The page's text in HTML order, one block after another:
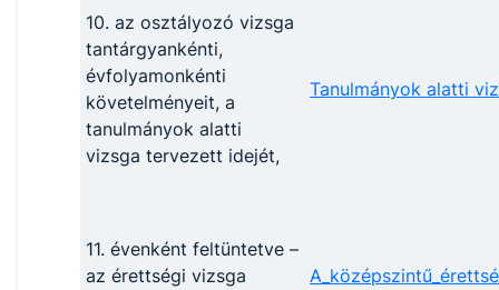
10. az osztályozó vizsga
tantárgyankénti,
évfolyamonkénti
követelményeit, a
tanulmányok alatti
vizsga tervezett idejét,
Tanulmányok alatti
11. évenként feltüntetve –
az érettségi vizsga